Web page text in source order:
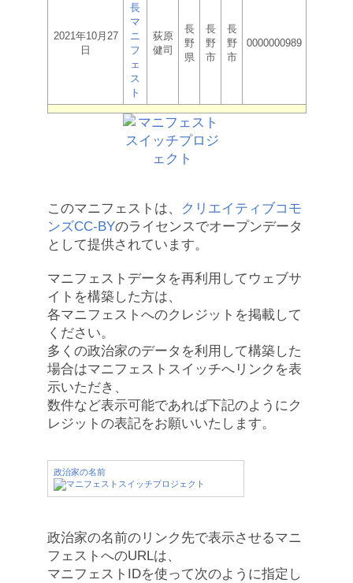
2021年10月27
日
長
マ
ニ
フ
ェ
ス
ト
荻原
健司
長
野
県
長
野
市
長
野
市
0000000989
このマニフェストは、
クリエイティブコモ
ンズCC-BYのライセンスでオープンデータ
として提供されています。
マニフェストデータを再利用してウェブサ
イトを構築した方は、
各マニフェストへのクレジットを掲載して
ください。
多くの政治家のデータを利用して構築した
場合はマニフェストスイッチへリンクを表
示いただき、
数件など表示可能であれば下記のようにク
レジットの表記をお願いいたします。
政治家の名前
政治家の名前のリンク先で表示させるマニ
フェストへのURLは、
マニフェストIDを使って次のように指定し